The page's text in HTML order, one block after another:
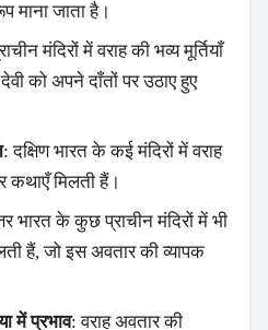
माना जाता है।
मंदिरों में वराह की भव्य मूर्तियाँ
को अपने दाँतों पर उठाए हुए
: दक्षिण भारत के कई मंदिरों में वराह
कथाएँ मिलती हैं।
भारत के कुछ प्राचीन मंदिरों में भी
हैं, जो इस अवतार की व्यापक
में प्रभाव: वराह अवतार की